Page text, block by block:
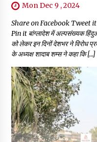
Mon Dec 9 , 2024
Share on Facebook Tweet
Pin it बांग्लादेश में अल्पसंख्यक
को लेकर इन दिनों देशभर ने विरोध
के अध्यक्ष शादाब शम्स ने कहा कि […]